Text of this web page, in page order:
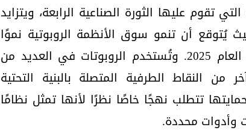
تقوم عليها الثورة الصناعية الرابعة، ويتزايد
يُتوقع أن تنمو سوق الأنظمة الروبوتية نموًا
كبيرًا لتتجاوز 24 مليار دولار بحلول العام 2025. وتُستخدم الروبوتات في العديد من
من النقاط الطرفية المتصلة بالبنية التحتية
تتطلب نهجًا خاصًا نظرًا لأنها تمثل نظامًا
وأدوات محددة.